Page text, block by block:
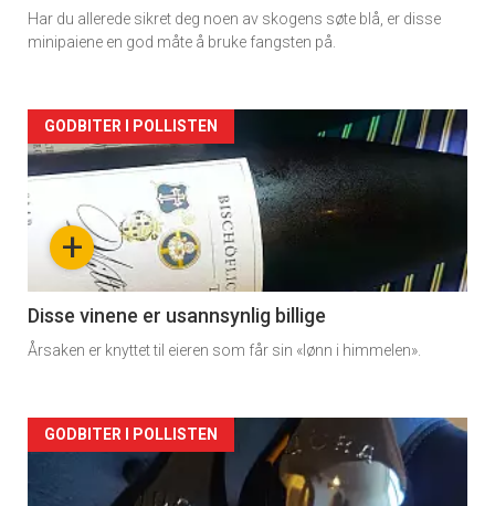
Har du allerede sikret deg noen av skogens søte blå, er disse
minipaiene en god måte å bruke fangsten på.
Forsiden
akkurat
nå
2
+
GODBITER I POLLISTEN
Disse vinene er usannsynlig billige
Årsaken er knyttet til eieren som får sin «lønn i himmelen».
Forsiden
akkurat
GODBITER I POLLISTEN